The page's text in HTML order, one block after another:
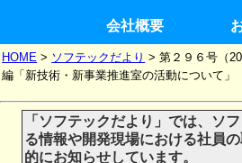
会社概要
HOME > ソフテックだより >第２９６号（
編「新技術・新事業推進室の活動について」
「ソフテックだより」では、ソ
る情報や開発現場における社員
的にお知らせしています。